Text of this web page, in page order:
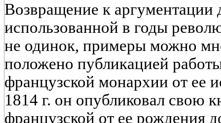
Возвращение к аргументации
использованной в годы
не одинок, примеры можно
положено публикацией
французской монархии от ее
1814 г. он опубликовал свою
французской от ее рождения